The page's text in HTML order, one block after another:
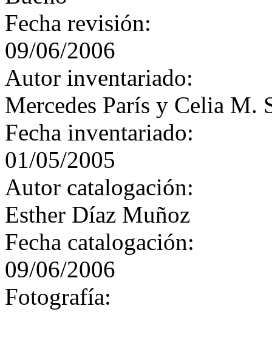
Fecha revisión:
09/06/2006
Autor inventariado:
Mercedes París y Celia M.
Fecha inventariado:
01/05/2005
Autor catalogación:
Esther Díaz Muñoz
Fecha catalogación:
09/06/2006
Fotografía: